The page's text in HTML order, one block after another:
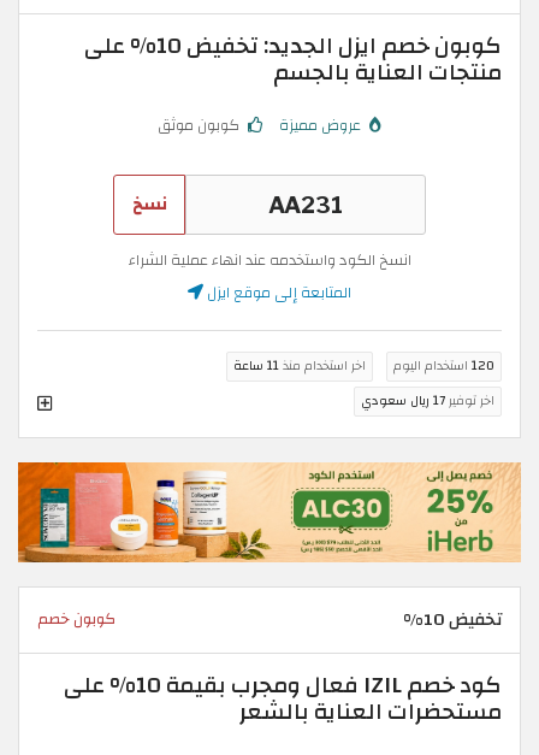
كوبون خصم ايزل الجديد: تخفيض 10% على
منتجات العناية بالجسم
عروض مميزة كوبون موثق
نسخ
انسخ الكود واستخدمه عند انهاء عملية الشراء
المتابعة إلى موقع ايزل
120 استخدام اليوم اخر استخدام منذ11 ساعة
اخر توفير17 ريال سعودي
تخفيض 10% كوبون خصم
كود خصم IZIL فعال ومجرب بقيمة 10% على
مستحضرات العناية بالشعر